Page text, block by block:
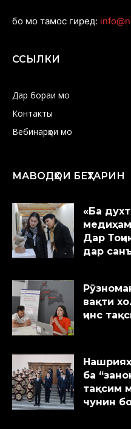
бо мо тамос гиред:
ССЫЛКИ
Дар бораи мо
Контакты
Вебинарҳои мо
МАВОДҲОИ БЕҲТАРИН
«Ба
Дар
дар
вақти
ҷинс
ба
тақсим
чунин